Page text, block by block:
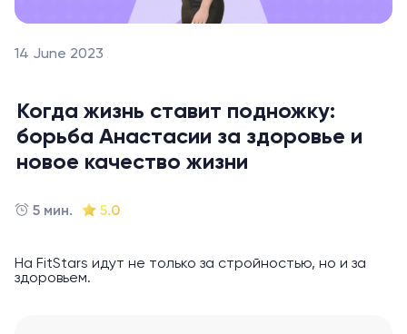
14 June 2023
Когда жизнь ставит подножку:
борьба Анастасии за здоровье и
новое качество жизни
5 мин. 5.0
На FitStars идут не только за стройностью, но и за
здоровьем.